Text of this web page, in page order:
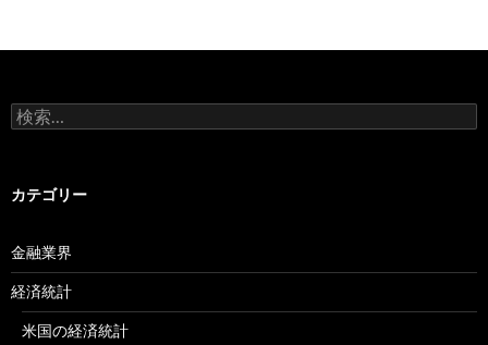
検
索:
カテゴリー
金融業界
経済統計
米国の経済統計